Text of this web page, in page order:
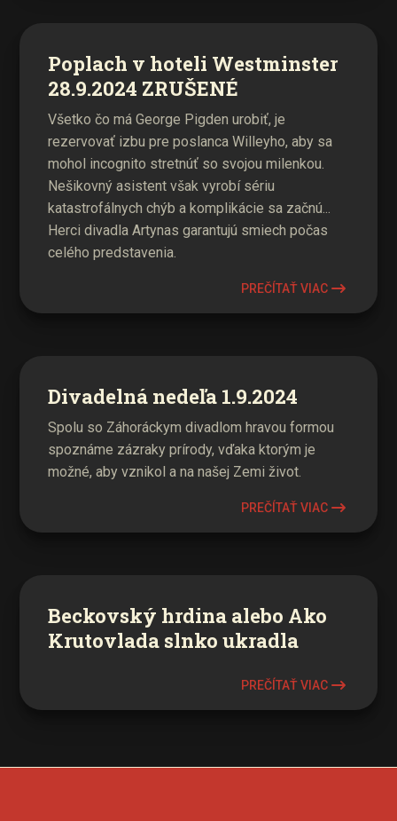
Poplach v hoteli Westminster
28.9.2024 ZRUŠENÉ
Všetko čo má George Pigden urobiť, je
rezervovať izbu pre poslanca Willeyho, aby sa
mohol incognito stretnúť so svojou milenkou.
Nešikovný asistent však vyrobí sériu
katastrofálnych chýb a komplikácie sa začnú...
Herci divadla Artynas garantujú smiech počas
celého predstavenia.
PREČÍTAŤ VIAC
Divadelná nedeľa 1.9.2024
Spolu so Záhoráckym divadlom hravou formou
spoznáme zázraky prírody, vďaka ktorým je
možné, aby vznikol a na našej Zemi život.
PREČÍTAŤ VIAC
Beckovský hrdina alebo Ako
Krutovlada slnko ukradla
PREČÍTAŤ VIAC